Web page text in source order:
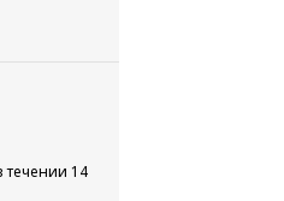
течении 14